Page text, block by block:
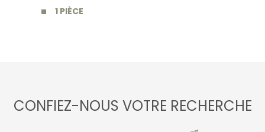
1 PIÈCE
CONFIEZ-NOUS VOTRE RECHERCHE